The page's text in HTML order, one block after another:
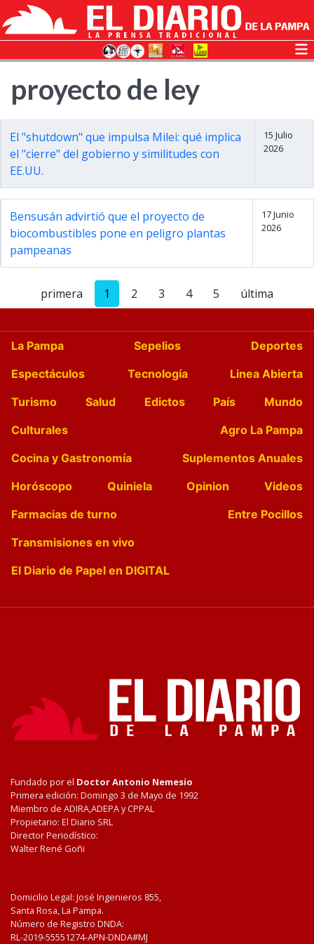
proyecto de ley
El "shutdown" que impulsa Milei: qué implica
el "cierre" del gobierno y similitudes con
EE.UU.
15 Julio
2026
Bensusán advirtió que el proyecto de
biocombustibles pone en peligro plantas
pampeanas
17 Junio
2026
primera 1 2 3 4 5 última
La Pampa Sepelios
Deportes
Espectáculos
Tecnología
Linea Abierta
Turismo
Salud Edictos País
Mundo
Culturales
Agro La Pampa
Cocina y Gastronomía
Suplementos Anuales
Horóscopo
Quiniela Opinion
Videos
Farmacias de turno
Entre Pocillos
Transmisiones en vivo
El Diario de Papel en DIGITAL
Fundado por el Doctor Antonio Nemesio
Primera edición: Domingo 3 de Mayo de 1992
Miembro de ADIRA,ADEPA y CPPAL
Propietario: El Diario SRL
Director Periodístico:
Walter René Goñi
Domicilio Legal: José Ingenieros 855,
Santa Rosa, La Pampa.
Número de Registro DNDA:
RL-2019-55551274-APN-DNDA#MJ